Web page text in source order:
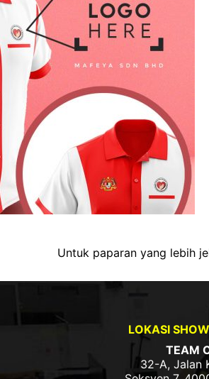
Untuk paparan yang lebih
LOKASI
TEAM
32-A, Jalan